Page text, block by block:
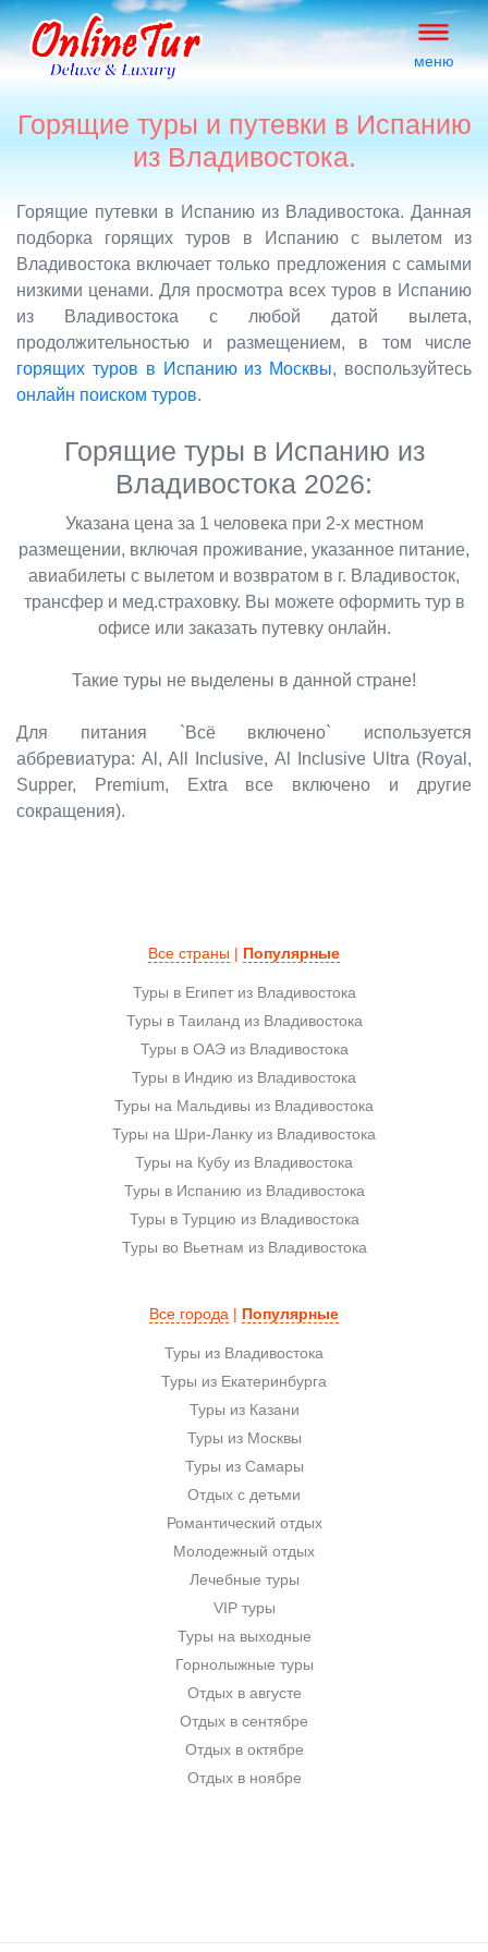
меню
Горящие туры и путевки в Испанию
из Владивостока.
Горящие путевки в Испанию из Владивостока. Данная
подборка горящих туров в Испанию с вылетом из
Владивостока включает только предложения с самыми
низкими ценами. Для просмотра всех туров в Испанию
из Владивостока с любой датой вылета,
продолжительностью и размещением, в том числе
горящих туров в Испанию из Москвы, воспользуйтесь
онлайн поиском туров.
Горящие туры в Испанию из
Владивостока 2026:
Указана цена за 1 человека при 2-х местном
размещении, включая проживание, указанное питание,
авиабилеты с вылетом и возвратом в г. Владивосток,
трансфер и мед.страховку. Вы можете оформить тур в
офисе или заказать путевку онлайн.
Такие туры не выделены в данной стране!
Для питания `Всё включено` используется
аббревиатура: Al, All Inclusive, Al Inclusive Ultra (Royal,
Supper, Premium, Extra все включено и другие
сокращения).
Все страны | Популярные
Туры в Египет из Владивостока
Туры в Таиланд из Владивостока
Туры в ОАЭ из Владивостока
Туры в Индию из Владивостока
Туры на Мальдивы из Владивостока
Туры на Шри-Ланку из Владивостока
Туры на Кубу из Владивостока
Туры в Испанию из Владивостока
Туры в Турцию из Владивостока
Туры во Вьетнам из Владивостока
Все города | Популярные
Туры из Владивостока
Туры из Екатеринбурга
Туры из Казани
Туры из Москвы
Туры из Самары
Отдых с детьми
Романтический отдых
Молодежный отдых
Лечебные туры
VIP туры
Туры на выходные
Горнолыжные туры
Отдых в августе
Отдых в сентябре
Отдых в октябре
Отдых в ноябре